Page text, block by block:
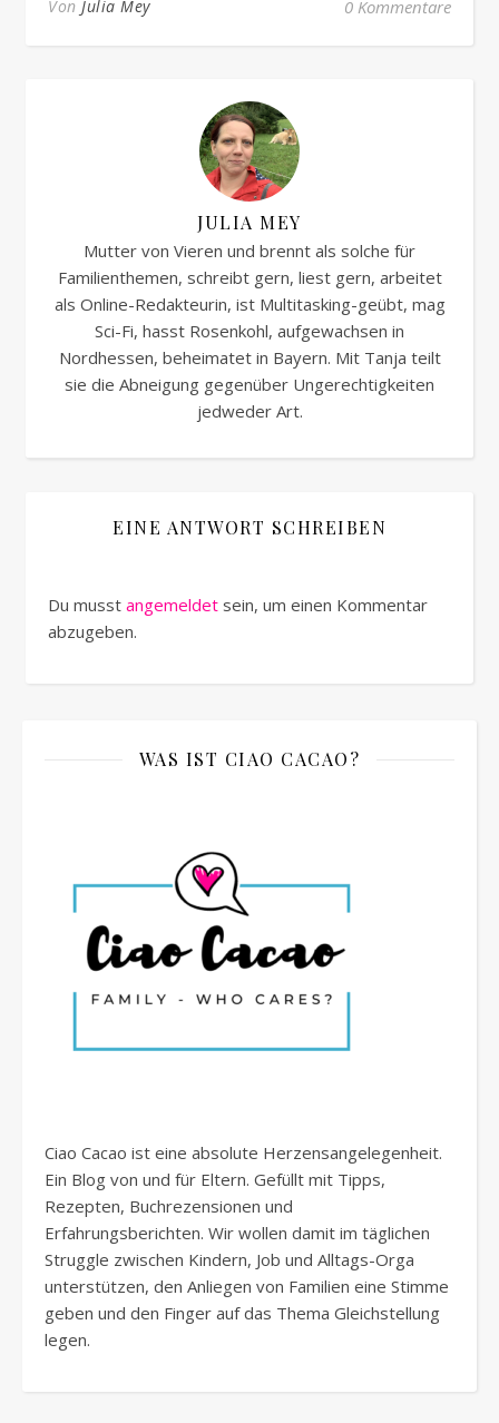
Von Julia Mey 0 Kommentare
JULIA MEY
Mutter von Vieren und brennt als solche für
Familienthemen, schreibt gern, liest gern, arbeitet
als Online-Redakteurin, ist Multitasking-geübt, mag
Sci-Fi, hasst Rosenkohl, aufgewachsen in
Nordhessen, beheimatet in Bayern. Mit Tanja teilt
sie die Abneigung gegenüber Ungerechtigkeiten
jedweder Art.
EINE ANTWORT SCHREIBEN
Du musst angemeldet sein, um einen Kommentar
abzugeben.
WAS IST CIAO CACAO?
Ciao Cacao ist eine absolute Herzensangelegenheit.
Ein Blog von und für Eltern. Gefüllt mit Tipps,
Rezepten, Buchrezensionen und
Erfahrungsberichten. Wir wollen damit im täglichen
Struggle zwischen Kindern, Job und Alltags-Orga
unterstützen, den Anliegen von Familien eine Stimme
geben und den Finger auf das Thema Gleichstellung
legen.